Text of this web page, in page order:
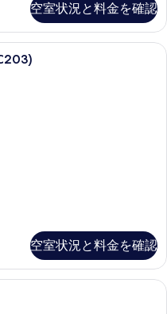
空室状況と料金を確認
ンドミニアム 1 ベッドルーム
空室状況と料金を確認
ンドミニアム (1 Bedroom) | リビ